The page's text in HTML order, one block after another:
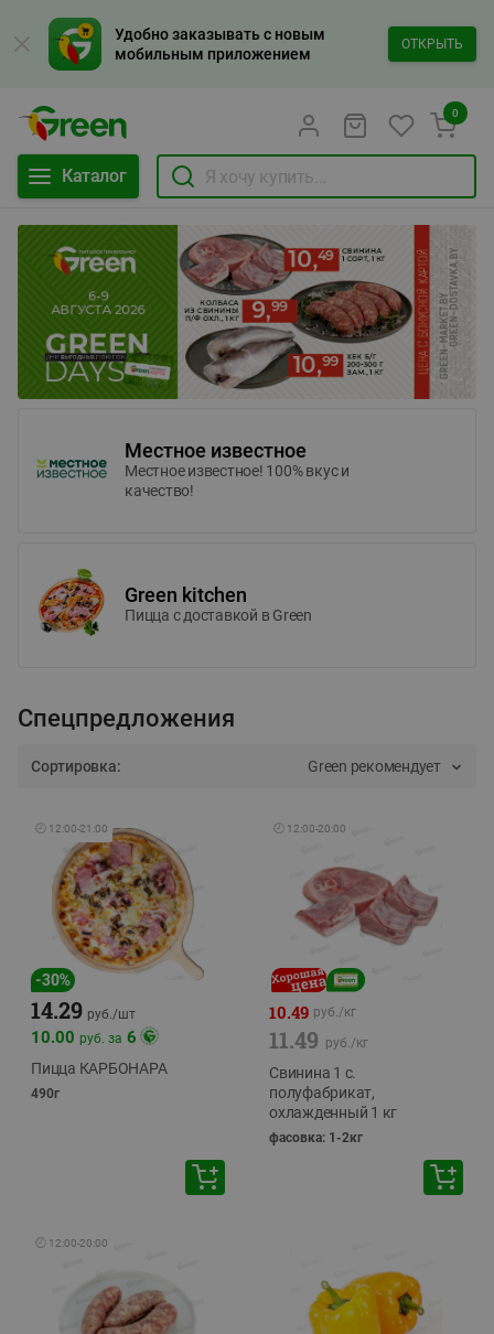
Удобно заказывать с новым
мобильным приложением
ОТКРЫТЬ
Каталог
0
Местное известное
Местное известное! 100% вкус и
качество!
Green kitchen
Пицца c доставкой в Green
Спецпредложения
Сортировка: Green рекомендует
🕘 12:00-21:00
-30%
14.29 руб./шт
10.00 руб. за 6
Пицца КАРБОНАРА
490г
🕘 12:00-20:00
10.49 руб./кг
11.49 руб./кг
Свинина 1 с.
полуфабрикат,
охлажденный 1 кг
фасовка: 1-2кг
🕘 12:00-20:00